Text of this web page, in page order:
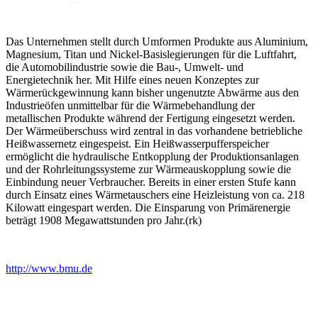
Das Unternehmen stellt durch Umformen Produkte aus Aluminium,
Magnesium, Titan und Nickel-Basislegierungen für die Luftfahrt,
die Automobilindustrie sowie die Bau-, Umwelt- und
Energietechnik her. Mit Hilfe eines neuen Konzeptes zur
Wärmerückgewinnung kann bisher ungenutzte Abwärme aus den
Industrieöfen unmittelbar für die Wärmebehandlung der
metallischen Produkte während der Fertigung eingesetzt werden.
Der Wärmeüberschuss wird zentral in das vorhandene betriebliche
Heißwassernetz eingespeist. Ein Heißwasserpufferspeicher
ermöglicht die hydraulische Entkopplung der Produktionsanlagen
und der Rohrleitungssysteme zur Wärmeauskopplung sowie die
Einbindung neuer Verbraucher. Bereits in einer ersten Stufe kann
durch Einsatz eines Wärmetauschers eine Heizleistung von ca. 218
Kilowatt eingespart werden. Die Einsparung von Primärenergie
beträgt 1908 Megawattstunden pro Jahr.(rk)
http://www.bmu.de